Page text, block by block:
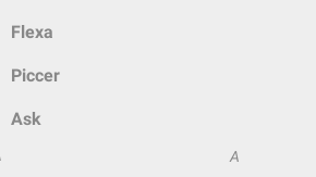
Flexa
Piccer
Ask
A